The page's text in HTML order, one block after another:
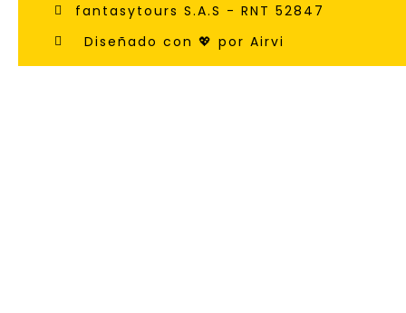
fantasytours S.A.S - RNT 52847
Diseñado con 💖 por Airvi